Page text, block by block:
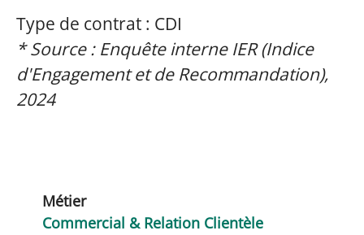
Type de contrat : CDI
* Source : Enquête interne IER (Indice
d'Engagement et de Recommandation),
2024
Métier
Commercial & Relation Clientèle